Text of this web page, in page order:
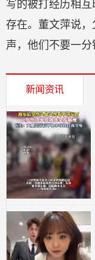
写的被打经历相
存在。董文萍说
声，他们不要一分
新闻资讯